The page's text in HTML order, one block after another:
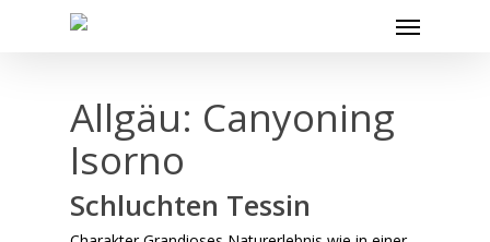
Menu
Allgäu: Canyoning
Isorno
Schluchten Tessin